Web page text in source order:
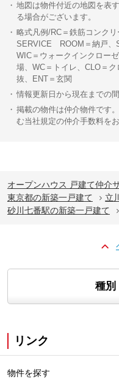
地図は物件付近の地図を表
る場合がございます。
略式凡例/RC＝鉄筋コンク
SERVICE ROOM＝納戸、
WIC＝ウォークインクロー
場、WC＝トイレ、CLO＝
抜、ENT＝玄関
情報更新日から現在までの
掲載の物件は仲介物件です
む当社規定の仲介手数料を
オープンハウス 戸建て仲介
東京都の新築一戸建て
立
砂川七番駅の新築一戸建て
種別
リンク
物件を探す